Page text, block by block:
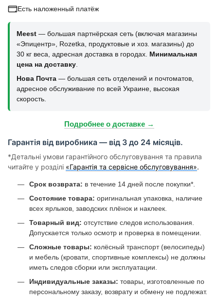
Есть наложенный платёж
Meest — большая партнёрская сеть (включая магазины
«Эпицентр», Rozetka, продуктовые и хоз. магазины) до
30 кг веса, адресная доставка в городах. Минимальная
цена на доставку
Нова Почта — большая сеть отделений и почтоматов,
адресное обслуживание по всей Украине, высокая
скорость.
Подробнее о доставке →
Гарантія від виробника — від 3 до 24 місяців.
*Детальні умови гарантійного обслуговування та правила
читайте у розділі «Гарантія та сервісне обслуговування».
Срок возврата: в течение 14 дней после покупки*.
Состояние товара: оригинальная упаковка, наличие
всех ярлыков, заводских плёнок и наклеек.
Товарный вид: отсутствие следов использования.
Допускается только осмотр и проверка в помещении.
Сложные товары: колёсный транспорт (велосипеды)
и мебель (кровати, спортивные комплексы) не должны
иметь следов сборки или эксплуатации.
Индивидуальные заказы: товары, изготовленные по
персональному заказу, возврату и обмену не подлежат.